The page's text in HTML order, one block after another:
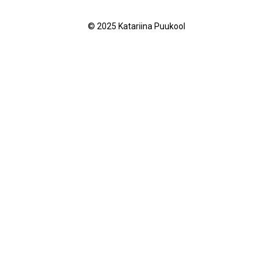
© 2025 Katariina Puukool